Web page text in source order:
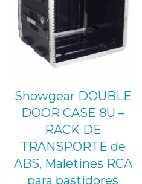
Showgear DOUBLE
DOOR CASE 8U –
RACK DE
TRANSPORTE de
ABS, Maletines RCA
para bastidores